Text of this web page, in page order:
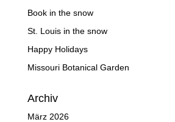
Book in the snow
St. Louis in the snow
Happy Holidays
Missouri Botanical Garden
Archiv
März 2026